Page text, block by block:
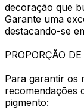
decoração que
Garante uma
destacando-se
PROPORÇÃO
Para garantir os
recomendações
pigmento: